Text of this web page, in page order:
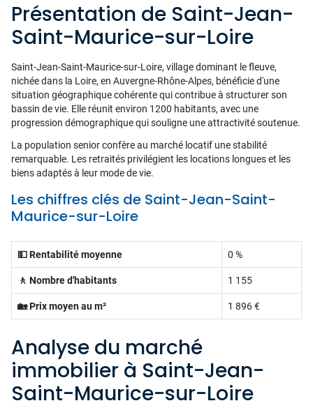
Présentation de Saint-Jean-
Saint-Maurice-sur-Loire
Saint-Jean-Saint-Maurice-sur-Loire, village dominant le fleuve,
nichée dans la Loire, en Auvergne-Rhône-Alpes, bénéficie d'une
situation géographique cohérente qui contribue à structurer son
bassin de vie. Elle réunit environ 1200 habitants, avec une
progression démographique qui souligne une attractivité soutenue.
La population senior confère au marché locatif une stabilité
remarquable. Les retraités privilégient les locations longues et les
biens adaptés à leur mode de vie.
Les chiffres clés de Saint-Jean-Saint-
Maurice-sur-Loire
💵 Rentabilité moyenne 0 %
🚶 Nombre d'habitants 1 155
🏡 Prix moyen au m² 1 896 €
Analyse du marché
immobilier à Saint-Jean-
Saint-Maurice-sur-Loire